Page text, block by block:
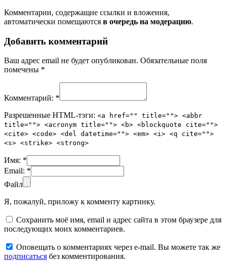
Комментарии, содержащие ссылки и вложения,
автоматически помещаются в очередь на модерацию.
Добавить комментарий
Ваш адрес email не будет опубликован. Обязательные поля
помечены *
Комментарий: *
Разрешенные HTML-тэги: <a href="" title=""> <abbr
title=""> <acronym title=""> <b> <blockquote cite="">
<cite> <code> <del datetime=""> <em> <i> <q cite="">
<s> <strike> <strong>
Имя: *
Email: *
Файл
Я, пожалуй, приложу к комменту картинку.
Сохранить моё имя, email и адрес сайта в этом браузере для
последующих моих комментариев.
Оповещать о комментариях через e-mail. Вы можете так же
подписаться без комментирования.